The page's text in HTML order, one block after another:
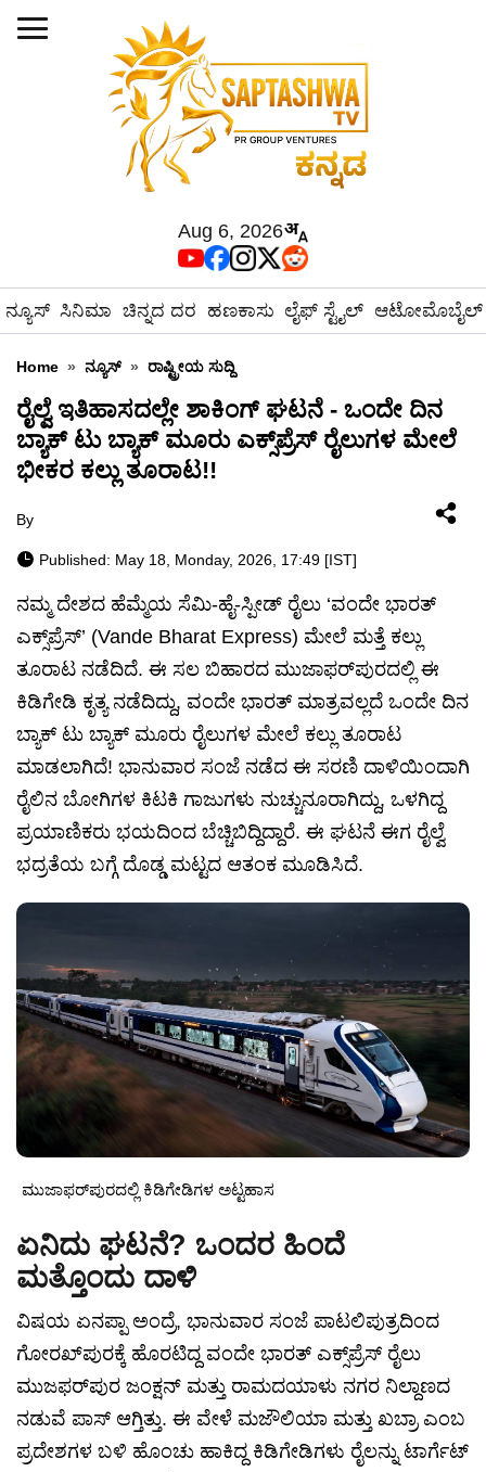
Aug 6, 2026
ನ್ಯೂಸ್ ಸಿನಿಮಾ ಚಿನ್ನದ ದರ ಹಣಕಾಸು ಲೈಫ್ ಸ್ಟೈಲ್ ಆಟೋಮೊಬೈಲ್
Home » ನ್ಯೂಸ್ » ರಾಷ್ಟ್ರೀಯ ಸುದ್ದಿ
ರೈಲ್ವೆ ಇತಿಹಾಸದಲ್ಲೇ ಶಾಕಿಂಗ್ ಘಟನೆ - ಒಂದೇ ದಿನ
ಬ್ಯಾಕ್ ಟು ಬ್ಯಾಕ್ ಮೂರು ಎಕ್ಸ್‌ಪ್ರೆಸ್ ರೈಲುಗಳ ಮೇಲೆ
ಭೀಕರ ಕಲ್ಲು ತೂರಾಟ!!
By
Published: May 18, Monday, 2026, 17:49 [IST]
ನಮ್ಮ ದೇಶದ ಹೆಮ್ಮೆಯ ಸೆಮಿ-ಹೈ-ಸ್ಪೀಡ್ ರೈಲು ‘ವಂದೇ ಭಾರತ್
ಎಕ್ಸ್‌ಪ್ರೆಸ್’ (Vande Bharat Express) ಮೇಲೆ ಮತ್ತೆ ಕಲ್ಲು
ತೂರಾಟ ನಡೆದಿದೆ. ಈ ಸಲ ಬಿಹಾರದ ಮುಜಾಫರ್‌ಪುರದಲ್ಲಿ ಈ
ಕಿಡಿಗೇಡಿ ಕೃತ್ಯ ನಡೆದಿದ್ದು, ವಂದೇ ಭಾರತ್ ಮಾತ್ರವಲ್ಲದೆ ಒಂದೇ ದಿನ
ಬ್ಯಾಕ್ ಟು ಬ್ಯಾಕ್ ಮೂರು ರೈಲುಗಳ ಮೇಲೆ ಕಲ್ಲು ತೂರಾಟ
ಮಾಡಲಾಗಿದೆ! ಭಾನುವಾರ ಸಂಜೆ ನಡೆದ ಈ ಸರಣಿ ದಾಳಿಯಿಂದಾಗಿ
ರೈಲಿನ ಬೋಗಿಗಳ ಕಿಟಕಿ ಗಾಜುಗಳು ನುಚ್ಚುನೂರಾಗಿದ್ದು, ಒಳಗಿದ್ದ
ಪ್ರಯಾಣಿಕರು ಭಯದಿಂದ ಬೆಚ್ಚಿಬಿದ್ದಿದ್ದಾರೆ. ಈ ಘಟನೆ ಈಗ ರೈಲ್ವೆ
ಭದ್ರತೆಯ ಬಗ್ಗೆ ದೊಡ್ಡ ಮಟ್ಟದ ಆತಂಕ ಮೂಡಿಸಿದೆ.
ಮುಜಾಫರ್‌ಪುರದಲ್ಲಿ ಕಿಡಿಗೇಡಿಗಳ ಅಟ್ಟಹಾಸ
ಏನಿದು ಘಟನೆ? ಒಂದರ ಹಿಂದೆ
ಮತ್ತೊಂದು ದಾಳಿ
ವಿಷಯ ಏನಪ್ಪಾ ಅಂದ್ರೆ, ಭಾನುವಾರ ಸಂಜೆ ಪಾಟಲಿಪುತ್ರದಿಂದ
ಗೋರಖ್‌ಪುರಕ್ಕೆ ಹೊರಟಿದ್ದ ವಂದೇ ಭಾರತ್ ಎಕ್ಸ್‌ಪ್ರೆಸ್ ರೈಲು
ಮುಜಫರ್‌ಪುರ ಜಂಕ್ಷನ್ ಮತ್ತು ರಾಮದಯಾಳು ನಗರ ನಿಲ್ದಾಣದ
ನಡುವೆ ಪಾಸ್ ಆಗ್ತಿತ್ತು. ಈ ವೇಳೆ ಮಜೌಲಿಯಾ ಮತ್ತು ಖಬ್ರಾ ಎಂಬ
ಪ್ರದೇಶಗಳ ಬಳಿ ಹೊಂಚು ಹಾಕಿದ್ದ ಕಿಡಿಗೇಡಿಗಳು ರೈಲನ್ನು ಟಾರ್ಗೆಟ್